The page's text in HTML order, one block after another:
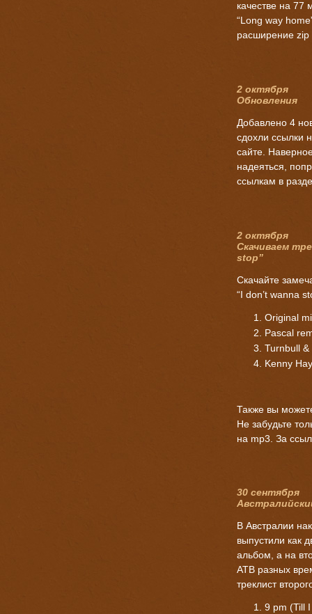
качестве на 77
“Long way
расширение zip
2 октября
Обновления
Добавлено 4
сдохли ссылки
сайте.
надеяться,
ссылкам в
2 октября
Скачиваем
stop”
Скачайте
“I don’t wanna
Original
Pascal
Turnbull
Kenny
Также вы
Не забудьте
на mp3. За
30 сентября
В Австралии
выпустили как
альбом, а на
ATB разных
треклист
9 pm (Till